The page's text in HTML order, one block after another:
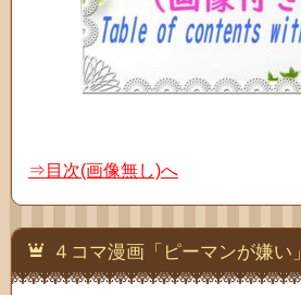
⇒目次(画像無し)へ
４コマ漫画「ピーマンが嫌い」